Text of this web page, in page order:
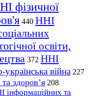
фізичної
440 ННІ
освіти,
372 ННІ
українська війна 227
здоров’я 208
інформаційних та